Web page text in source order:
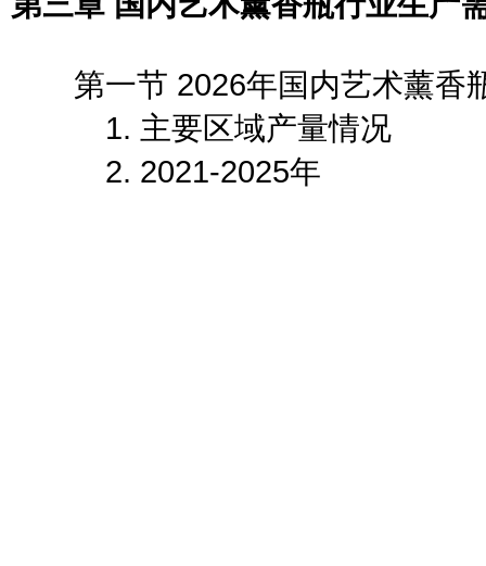
第一节 2026年国内艺术薰香
1. 主要区域产量情况
2. 2021-2025年